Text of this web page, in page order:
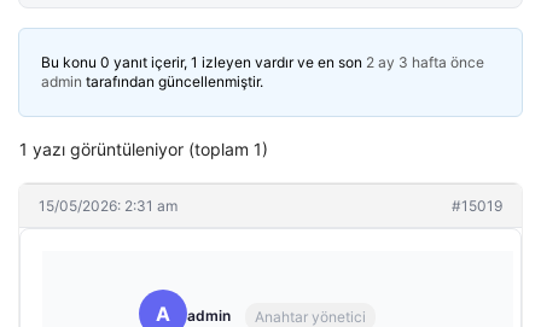
Bu konu 0 yanıt içerir, 1 izleyen vardır ve en son 2 ay 3 hafta önce
admin tarafından güncellenmiştir.
1 yazı görüntüleniyor (toplam 1)
15/05/2026: 2:31 am #15019
A admin Anahtar yönetici